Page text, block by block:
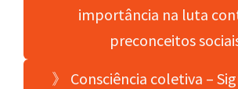
importância na luta
preconceitos
》 Consciência coletiva –